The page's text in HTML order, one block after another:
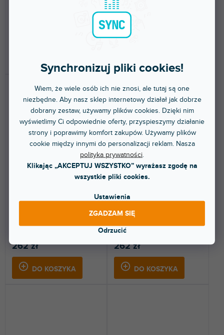
Synchronizuj pliki cookies!
Wiem, że wiele osób ich nie znosi, ale tutaj są one
niezbędne. Aby nasz sklep internetowy działał jak dobrze
dobrany zestaw, używamy plików cookies. Dzięki nim
wyświetlimy Ci odpowiednie oferty, przyspieszymy działanie
strony i poprawimy komfort zakupów. Używamy plików
cookie między innymi do personalizacji reklam. Nasza
polityka prywatności
Klikając „AKCEPTUJ WSZYSTKO” wyrażasz zgodę na
wszystkie pliki cookies.
Ustawienia
Odrzucić
ZGADZAM SIĘ
262 zł
Naklejka na Rane Twelve MK2.
Ochroni Twój gramofon i nada
mu wyjątkowy...
Skin Twelve FULL COLORS
Graphite Grey
262 zł
DO KOSZYKA
nada mu wyjątkowy...
Skin Twelve MK2 FULL
COLORS Army Green
Do 5 dni
262 zł
DO KOSZYKA
Naklejka na Rane Twelve MK2.
Ochroni Twój gramofon i nada
mu wyjątkowy...